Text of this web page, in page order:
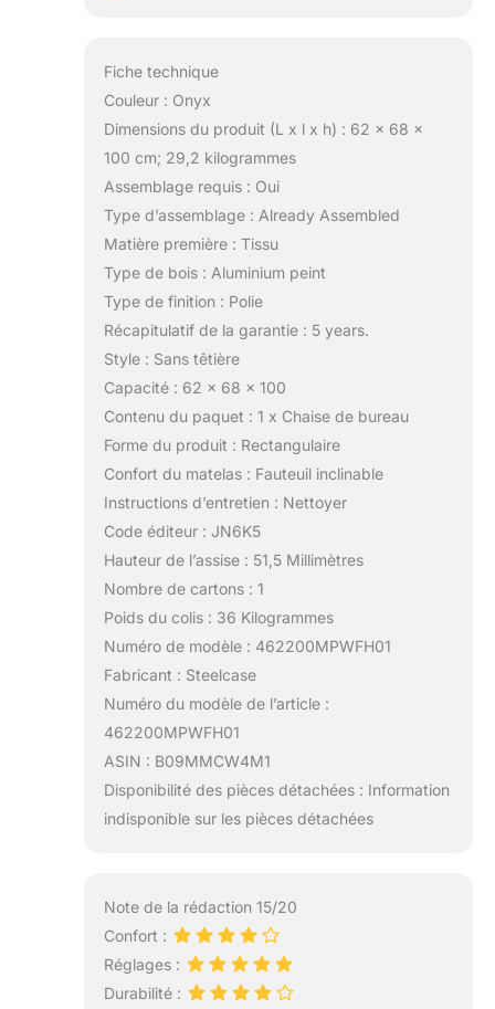
Fiche technique
Couleur : Onyx
Dimensions du produit (L x l x h) : 62 x 68 x
100 cm; 29,2 kilogrammes
Assemblage requis : Oui
Type d’assemblage : Already Assembled
Matière première : Tissu
Type de bois : Aluminium peint
Type de finition : Polie
Récapitulatif de la garantie : 5 years.
Style : Sans têtière
Capacité : 62 x 68 x 100
Contenu du paquet : 1 x Chaise de bureau
Forme du produit : Rectangulaire
Confort du matelas : Fauteuil inclinable
Instructions d’entretien : Nettoyer
Code éditeur : JN6K5
Hauteur de l’assise : 51,5 Millimètres
Nombre de cartons : 1
Poids du colis : 36 Kilogrammes
Numéro de modèle : 462200MPWFH01
Fabricant : Steelcase
Numéro du modèle de l’article :
462200MPWFH01
ASIN : B09MMCW4M1
Disponibilité des pièces détachées : Information
indisponible sur les pièces détachées
Note de la rédaction 15/20
Confort :
Réglages :
Durabilité :